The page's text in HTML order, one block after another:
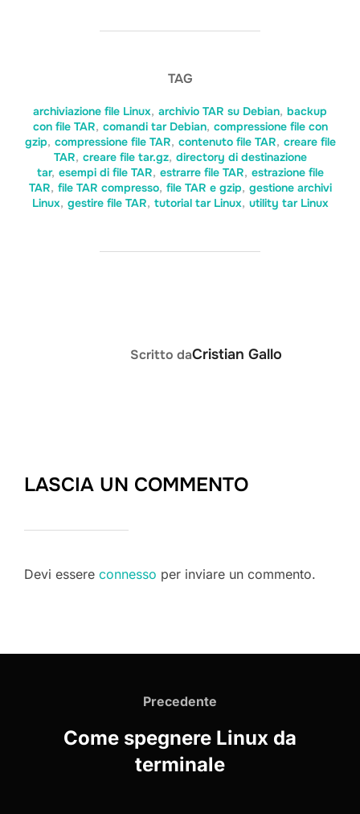
TAG
archiviazione file Linux, archivio TAR su Debian, backup
con file TAR, comandi tar Debian, compressione file con
gzip, compressione file TAR, contenuto file TAR, creare file
TAR, creare file tar.gz, directory di destinazione
tar, esempi di file TAR, estrarre file TAR, estrazione file
TAR, file TAR compresso, file TAR e gzip, gestione archivi
Linux, gestire file TAR, tutorial tar Linux, utility tar Linux
Scritto daCristian Gallo
LASCIA UN COMMENTO
Devi essere connesso per inviare un commento.
Precedente
Precedente
Come spegnere Linux da
terminale